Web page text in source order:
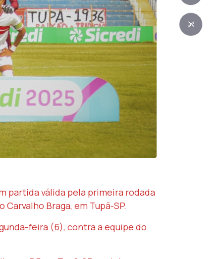
partida válida pela primeira rodada
Braga, em Tupã-SP.
feira (6), contra a equipe do